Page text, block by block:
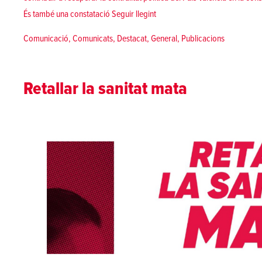
És també una constatació Seguir llegint«País Valencià: del canvi que
Posted in
Comunicació, Comunicats, Destacat, General, Publicacions
Retallar la sanitat mata